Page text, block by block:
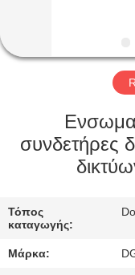
ΠΕΡΊΠΟΥ
ΓΎΡΟΣ
ΠΟΙΟΤΙΚΌΣ
ΈΛΕΓΧΟΣ
συνδετήρες
Τόπος
καταγωγής:
Μάρκα: